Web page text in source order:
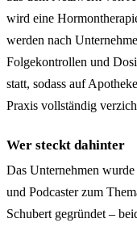
wird eine
werden nach
Folgekontrollen und
statt, sodass auf
Praxis vollständig
Wer steckt dahinter
Das Unternehmen
und Podcaster zum
Schubert gegründet –